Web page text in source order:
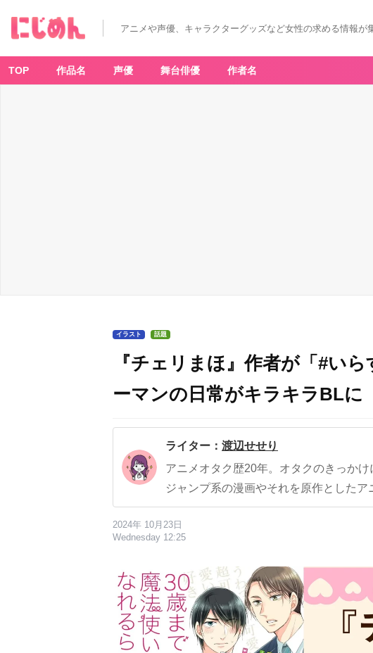
アニメや声優、キャラクターグッズなど女性の求める情報が
TOP 作品名 声優 舞台俳優 作者名
イラスト 話題
『チェリまほ』作者が「#い
ーマンの日常がキラキラBLに
ライター： 渡辺せせり
アニメオタク歴20年。オタクのきっかけ
ジャンプ系の漫画やそれを原作としたア
2024年 10月23日
Wednesday 12:25